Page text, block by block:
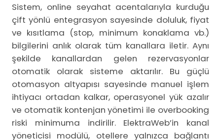
Sistem, online seyahat acentalarıyla kurduğu
çift yönlü entegrasyon sayesinde doluluk, fiyat
ve kısıtlama (stop, minimum konaklama vb.)
bilgilerini anlık olarak tüm kanallara iletir. Aynı
şekilde kanallardan gelen rezervasyonlar
otomatik olarak sisteme aktarılır. Bu güçlü
otomasyon altyapısı sayesinde manuel işlem
ihtiyacı ortadan kalkar, operasyonel yük azalır
ve otomatik kontenjan yönetimi ile overbooking
riski minimuma indirilir. ElektraWeb’in kanal
yöneticisi modülü, otellere yalnızca bağlantı